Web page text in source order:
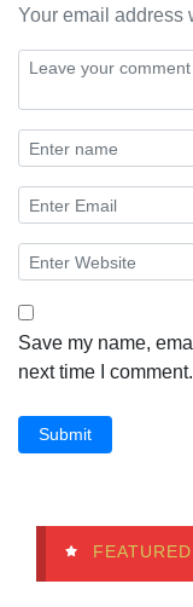
Your email address
Save my name,
next time I comment.
Submit